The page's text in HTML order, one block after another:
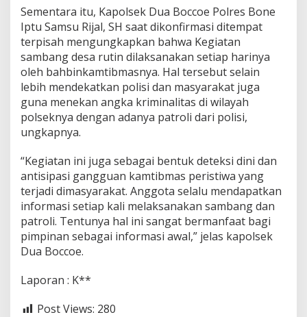
k
W
a
r
g
a
T
e
r
a
n
P
r
o
k
e
s
Sementara itu, Kapolsek Dua Boccoe Polres Bone
Iptu Samsu Rijal, SH saat dikonfirmasi ditempat
terpisah mengungkapkan bahwa Kegiatan
sambang desa rutin dilaksanakan setiap harinya
oleh bahbinkamtibmasnya. Hal tersebut selain
lebih mendekatkan polisi dan masyarakat juga
guna menekan angka kriminalitas di wilayah
polseknya dengan adanya patroli dari polisi,
ungkapnya.
“Kegiatan ini juga sebagai bentuk deteksi dini dan
antisipasi gangguan kamtibmas peristiwa yang
terjadi dimasyarakat. Anggota selalu mendapatkan
informasi setiap kali melaksanakan sambang dan
patroli. Tentunya hal ini sangat bermanfaat bagi
pimpinan sebagai informasi awal,” jelas kapolsek
Dua Boccoe.
Laporan : K**
Post Views: 280